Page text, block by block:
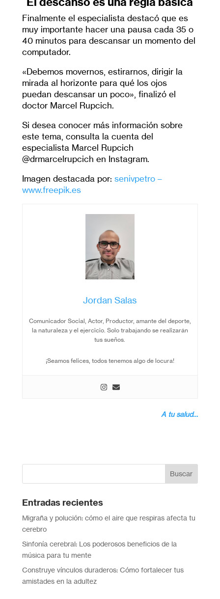
Finalmente el especialista destacó que es
muy importante hacer una pausa cada 35 o
40 minutos para descansar un momento del
computador.
«Debemos movernos, estirarnos, dirigir la
mirada al horizonte para qué los ojos
puedan descansar un poco», finalizó el
doctor Marcel Rupcich.
Si desea conocer más información sobre
este tema, consulta la cuenta del
especialista Marcel Rupcich
@drmarcelrupcich en Instagram.
Imagen destacada por: senivpetro –
www.freepik.es
Jordan Salas
Comunicador Social, Actor, Productor, amante del deporte,
la naturaleza y el ejercicio. Solo trabajando se realizarán
tus sueños.
¡Seamos felices, todos tenemos algo de locura!
A tu salud…
Entradas recientes
Migraña y polución: cómo el aire que respiras afecta tu
cerebro
Sinfonía cerebral: Los poderosos beneficios de la
música para tu mente
Construye vínculos duraderos: Cómo fortalecer tus
amistades en la adultez